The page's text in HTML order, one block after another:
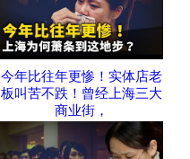
今年比往年更惨！实体店老
板叫苦不跌！曾经上海三大
商业街，